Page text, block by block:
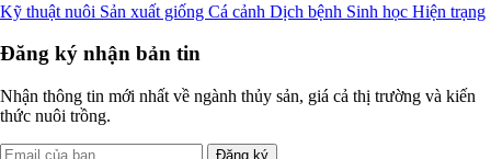
Kỹ thuật nuôi Sản xuất giống Cá cảnh Dịch bệnh Sinh học Hiện trạng
Đăng ký nhận bản tin
Nhận thông tin mới nhất về ngành thủy sản, giá cả thị trường và kiến
thức nuôi trồng.
Đăng ký